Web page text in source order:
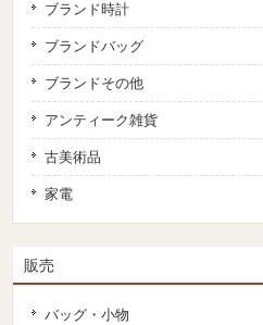
ブランド時計
ブランドバッグ
ブランドその他
アンティーク雑貨
古美術品
家電
販売
バッグ・小物